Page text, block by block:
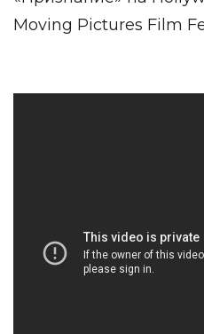
Moving Pictures Film